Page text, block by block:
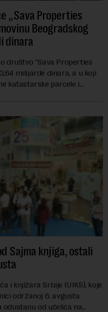
„Sava Properties
Beogradskog
dinara
društvo "Sava Properties
milijarde dinara, a u koji
katastarske parcele i
Sajma knjiga, ostali
i knjižara Srbije (UIKS), koje
održanoj 6. avgusta
od učešća na